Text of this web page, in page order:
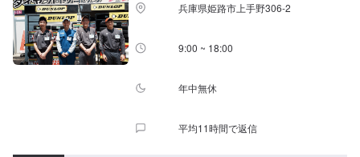
兵庫県姫路市上手野306-2
9:00 ~ 18:00
年中無休
平均11時間で返信